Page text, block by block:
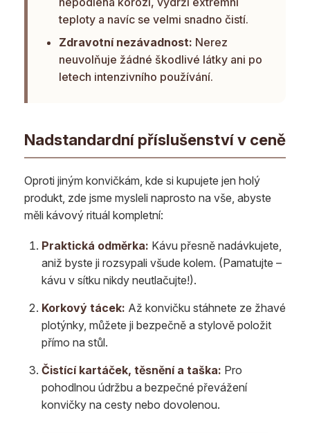
teploty a navíc se velmi snadno čistí.
Zdravotní nezávadnost: Nerez
neuvolňuje žádné škodlivé látky ani po
letech intenzivního používání.
Nadstandardní příslušenství v ceně
Oproti jiným konvičkám, kde si kupujete jen holý
produkt, zde jsme mysleli naprosto na vše, abyste
měli kávový rituál kompletní:
Praktická odměrka: Kávu přesně nadávkujete,
aniž byste ji rozsypali všude kolem. (Pamatujte –
kávu v sítku nikdy neutlačujte!).
Korkový tácek: Až konvičku stáhnete ze žhavé
plotýnky, můžete ji bezpečně a stylově položit
přímo na stůl.
Čistící kartáček, těsnění a taška: Pro
pohodlnou údržbu a bezpečné převážení
konvičky na cesty nebo dovolenou.